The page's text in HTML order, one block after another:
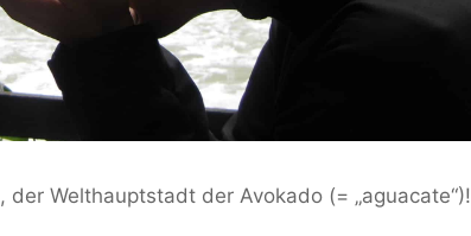
, der Welthauptstadt der Avokado (= „aguacate“)!